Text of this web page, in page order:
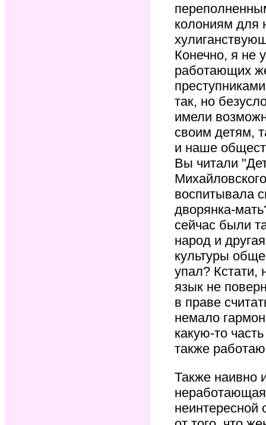
колониям для
Конечно, я не
работающих
так, но
имели
своим детям,
и наше
Вы читали
воспитывала
дворянка-
сейчас были
народ и
культуры
упал? Кстати,
язык не
в праве
немало
какую-то
также
Также наивно